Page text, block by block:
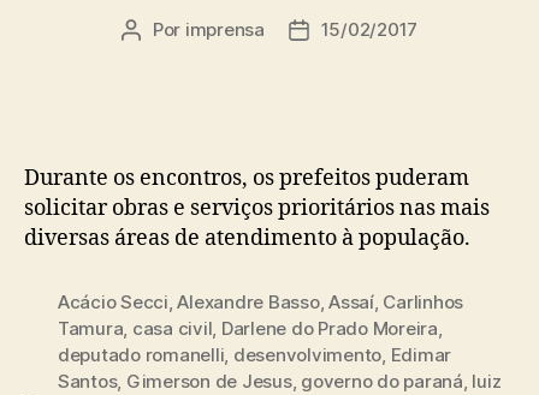
Autor
Por imprensa
Data15/02/2017
Durante os encontros, os prefeitos puderam
solicitar obras e serviços prioritários nas mais
diversas áreas de atendimento à população.
Acácio Secci,Alexandre Basso,Assaí, Carlinhos
Tamura, casa civil, Darlene do Prado Moreira,
deputado romanelli, desenvolvimento, Edimar
Santos, Gimerson de Jesus, governo do paraná, luiz